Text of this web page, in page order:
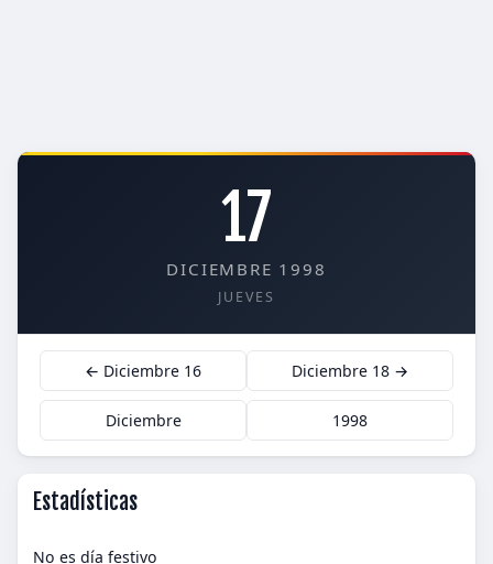
17
DICIEMBRE 1998
JUEVES
← Diciembre 16 Diciembre 18 →
Diciembre 1998
Estadísticas
No es día festivo